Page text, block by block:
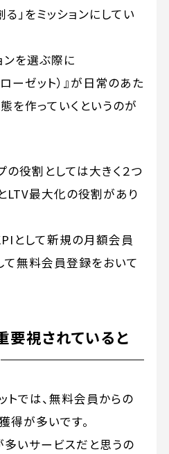
」をミッションにしてい
ンを選ぶ際に
ーゼット）』が日常のあた
を作っていくというのが
の役割としては大きく２つ
LTV最大化の役割があり
として新規の月額会員
て無料会員登録をおいて
視されていると
トでは、無料会員からの
得が多いです。
いサービスだと思うの